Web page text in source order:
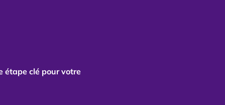
étape clé pour votre